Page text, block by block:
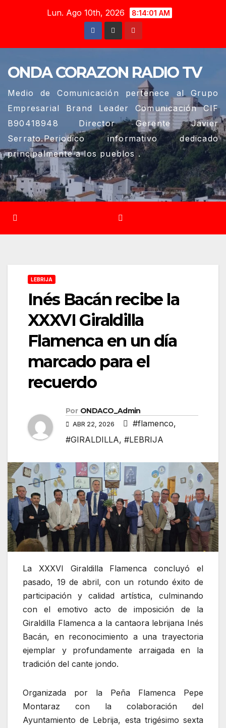
Lun. Ago 10th, 2026 8:14:02 AM
ONDA CORAZON RADIO TV
Medio de Comunicación pertenece al Grupo
Empresarial Brand Leader Comunicación CIF
B90418948 Director Gerente Javier
Serrato.Periodico informativo dedicado
principalmente a los pueblos .
LEBRIJA
Inés Bacán recibe la
XXXVI Giraldilla
Flamenca en un día
marcado para el
recuerdo
Por ONDACO_Admin
ABR 22, 2026 #flamenco,
#GIRALDILLA, #LEBRIJA
La XXXVI Giraldilla Flamenca concluyó el
pasado, 19 de abril, con un rotundo éxito de
participación y calidad artística, culminando
con el emotivo acto de imposición de la
Giraldilla Flamenca a la cantaora lebrijana Inés
Bacán, en reconocimiento a una trayectoria
ejemplar y profundamente arraigada en la
tradición del cante jondo.
Organizada por la Peña Flamenca Pepe
Montaraz con la colaboración del
Ayuntamiento de Lebrija, esta trigésimo sexta